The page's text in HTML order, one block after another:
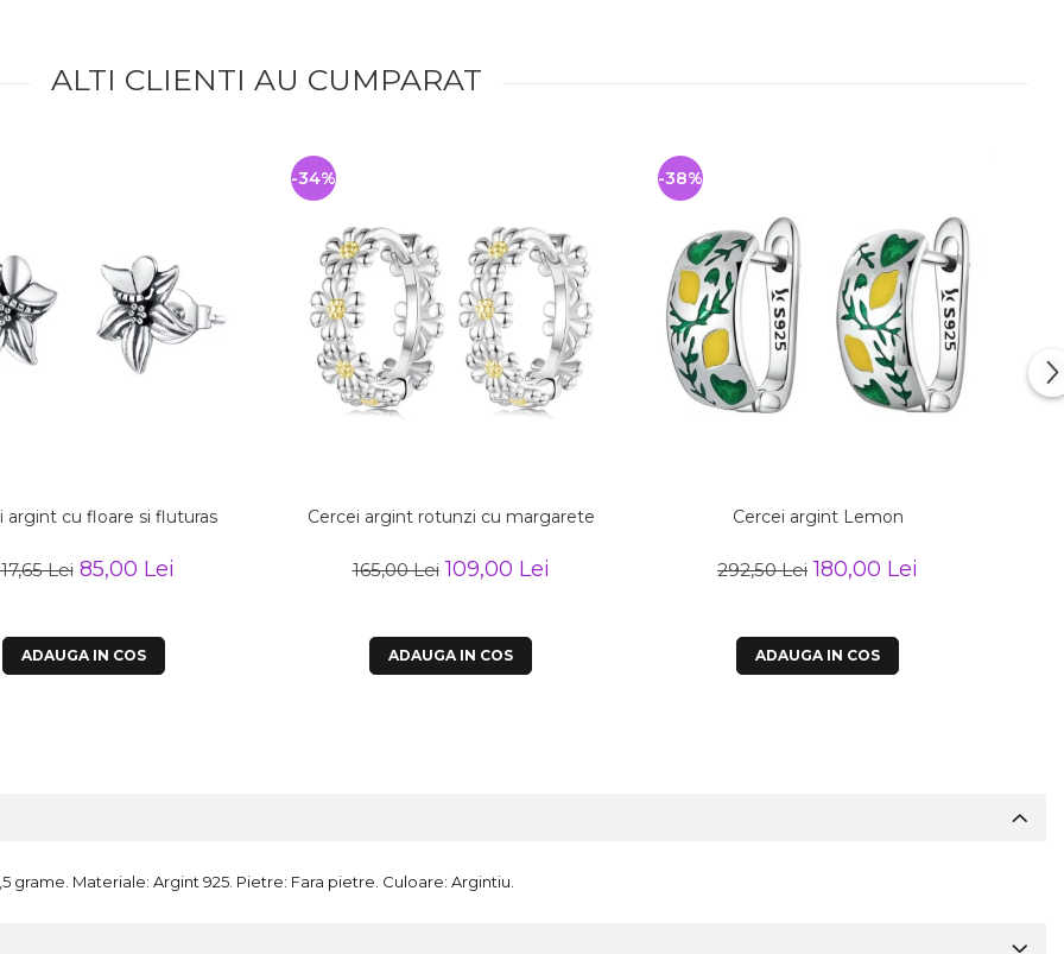
ALTI CLIENTI AU CUMPARAT
argint cu floare si fluturas
Lei 85,00 Lei
ADAUGA IN COS
Cercei argint rotunzi cu margarete
165,00 Lei 109,00 Lei
-34%
ADAUGA IN COS
Cercei argint Lemon
292,50 Lei 180,00 Lei
-38%
ADAUGA IN COS
Materiale: Argint 925. Pietre: Fara pietre. Culoare: Argintiu.